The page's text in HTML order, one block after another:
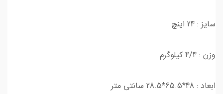
سایز : 24 اینچ
وزن : 4/4 کیلوگرم
ابعاد : 48*65.5*28.5 سانتی متر